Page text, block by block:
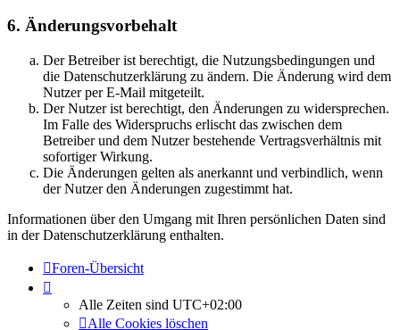
6. Änderungsvorbehalt
Der Betreiber ist berechtigt, die Nutzungsbedingungen und
die Datenschutzerklärung zu ändern. Die Änderung wird dem
Nutzer per E-Mail mitgeteilt.
Der Nutzer ist berechtigt, den Änderungen zu widersprechen.
Im Falle des Widerspruchs erlischt das zwischen dem
Betreiber und dem Nutzer bestehende Vertragsverhältnis mit
sofortiger Wirkung.
Die Änderungen gelten als anerkannt und verbindlich, wenn
der Nutzer den Änderungen zugestimmt hat.
Informationen über den Umgang mit Ihren persönlichen Daten sind
in der Datenschutzerklärung enthalten.
Foren-Übersicht
Alle Zeiten sind UTC+02:00
Alle Cookies löschen